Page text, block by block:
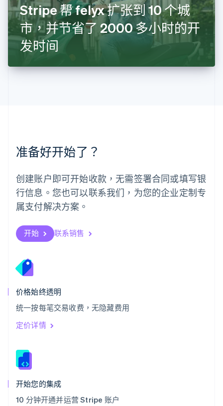
Stripe 帮 felyx 扩张到 10 个城
市，并节省了 2000 多小时的开
发时间
准备好开始了？
创建账户即可开始收款，无需签署合同或填写银
行信息。您也可以联系我们，为您的企业定制专
属支付解决方案。
开始 联系销售
价格始终透明
统一按每笔交易收费，无隐藏费用
定价详情
开始您的集成
10 分钟开通并运营 Stripe 账户
罗马尼亚
English
马尔他
English
马来西亚
美国
日本
日本語English
SvenskaEnglish
瑞士
DeutschFrançais ItalianoEnglish
塞浦路斯
斯洛伐克
English
English
泰国
ไทย
希腊
English
西班牙
Español
新加坡
新西兰
匈牙利
English
ItalianoEnglish